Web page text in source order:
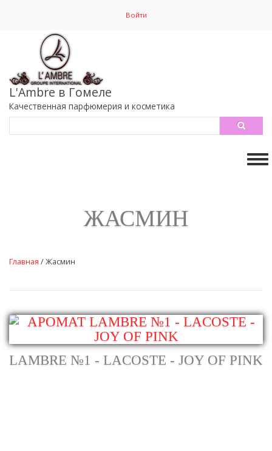
основному
содержанию
Войти
L'Ambre в Гомеле
Качественная парфюмерия и косметика
ЖАСМИН
Главная /Жасмин
LAMBRE №1 - LACOSTE - JOY OF PINK